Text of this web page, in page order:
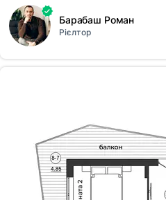
Головна перевага цієї квартири —
місто. Завдяки вдалому
помешкання наповнене природним
Квартира продається в стані 0
етап підготовчих робіт — повністю
Барабаш Роман
Рієлтор